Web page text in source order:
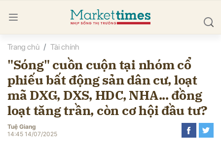
Trang chủ Tài chính
"Sóng" cuồn cuộn tại nhóm cổ
phiếu bất động sản dân cư, loạt
mã DXG, DXS, HDC, NHA... đồng
loạt tăng trần, còn cơ hội đầu tư?
Tuệ Giang
14:45 14/07/2025
luận